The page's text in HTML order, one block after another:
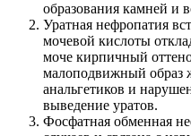
образования камней и
Уратная нефропатия
мочевой кислоты
моче кирпичный
малоподвижный образ
анальгетиков и
выведение уратов.
Фосфатная обменная